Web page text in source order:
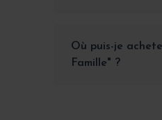
Où puis-je
Famille" ?